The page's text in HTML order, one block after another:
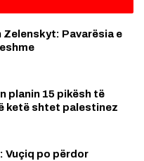
Zelenskyt: Pavarësia e
planin 15 pikësh të
ketë shtet palestinez
Vuçiq po përdor